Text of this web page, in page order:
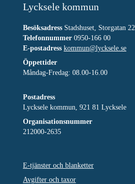
Lycksele kommun
Besöksadress Stadshuset, Storgatan 22
Telefonnummer 0950-166 00
E-postadress kommun@lycksele.se
Öppettider
Måndag-Fredag: 08.00-16.00
Postadress
Lycksele kommun, 921 81 Lycksele
Organisationsnummer
212000-2635
E-tjänster och blanketter
Avgifter och taxor